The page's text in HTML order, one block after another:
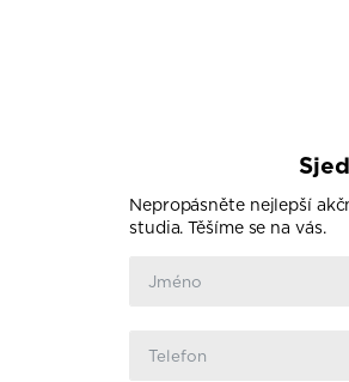
Nepropásněte nejlepší
studia. Těšíme se na vás.